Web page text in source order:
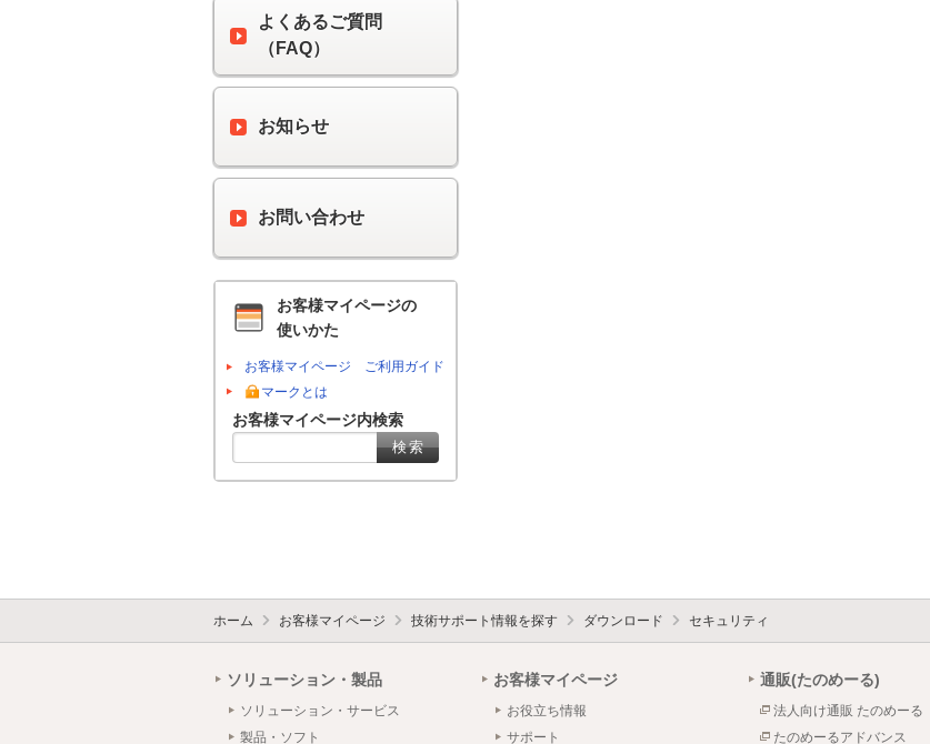
よくあるご質問
（FAQ）
お知らせ
お問い合わせ
お客様マイページの
使いかた
お客様マイページ ご利用ガイド
マークとは
お客様マイページ内検索
ホーム お客様マイページ 技術サポート情報を探す ダウンロード セキュリティ
ソリューション・製品
ソリューション・サービス
製品・ソフト
お客様マイページ
お役立ち情報
サポート
通販(たのめーる)
法人向け通販 たのめーる
たのめーるアドバンス